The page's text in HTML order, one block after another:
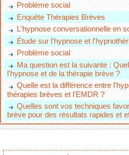
Problème social
Enquête Thérapies Brèves
L'hypnose conversationnelle en
Étude sur l'hypnose et
Problème social
Ma question est la suivante :
l'hypnose et de la thérapie brève ?
Quelle est la différence entre
thérapies brèves et l'EMDR ?
Quelles sont vos techniques
brève pour des résultats rapides et